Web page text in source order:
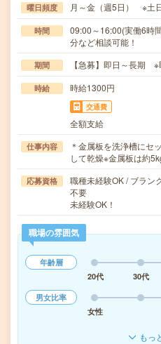
曜日頻度 月～金（週5日） ※土
時間
09:00～16:00(実働6時
分など相談可能！
期間 【急募】即日～長期 ※
時給 時給1300円
交通費
全額支給
仕事内容
＊金属板を洗浄槽にセ
して乾燥※金属板は約
応募資格
職種未経験OK / ブラン
不要
未経験OK！
職場の雰囲気
年齢層
20代
30代
男女比率
女性
もっ